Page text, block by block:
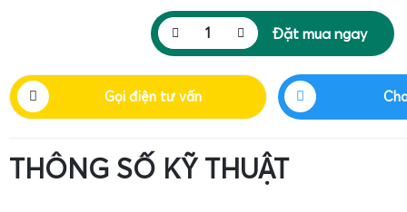
Đặt mua ngay
Gọi điện tư vấn
THÔNG SỐ KỸ THUẬT